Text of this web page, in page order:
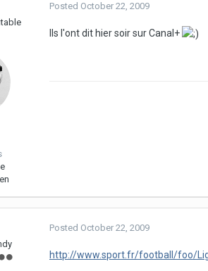
Posted October 22, 2009
Ils l'ont dit hier soir sur Canal+
Posted October 22, 2009
http://www.sport.fr/football/foo/